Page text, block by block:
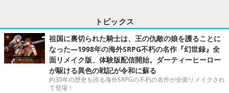
トピックス
祖国に裏切られた騎士は、王の仇敵の娘を護ることに
なった―1998年の海外SRPG不朽の名作『幻世録』全
面リメイク版、体験版配信開始。ダーティーヒーロー
が駆ける異色の戦記が令和に蘇る
約30年の歴史を誇る海外SRPGの不朽の名作が全面リメイクされ
て登場！